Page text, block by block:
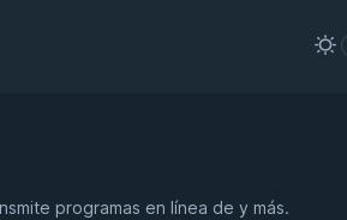
programas en línea de y más.